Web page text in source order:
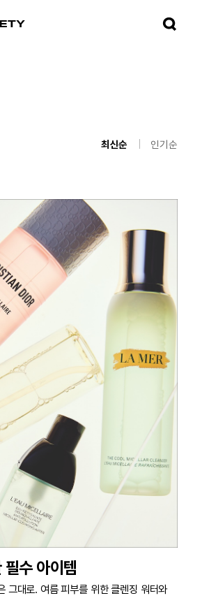
최신순 인기순
필수 아이템
그대로. 여름 피부를 위한 클렌징 워터와